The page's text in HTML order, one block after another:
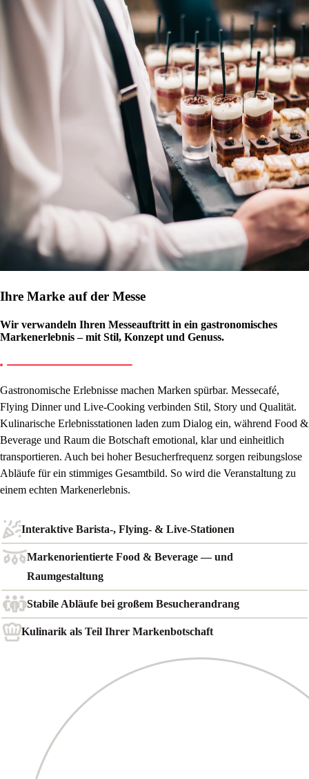
Ihre Marke auf der Messe
Wir verwandeln Ihren Messeauftritt in ein gastronomisches
Markenerlebnis – mit Stil, Konzept und Genuss.
Gastronomische Erlebnisse machen Marken spürbar. Messecafé,
Flying Dinner und Live-Cooking verbinden Stil, Story und Qualität.
Kulinarische Erlebnisstationen laden zum Dialog ein, während Food &
Beverage und Raum die Botschaft emotional, klar und einheitlich
transportieren. Auch bei hoher Besucherfrequenz sorgen reibungslose
Abläufe für ein stimmiges Gesamtbild. So wird die Veranstaltung zu
einem echten Markenerlebnis.
Interaktive Barista-, Flying- & Live-Stationen
Markenorientierte Food & Beverage — und
Raumgestaltung
Stabile Abläufe bei großem Besucherandrang
Kulinarik als Teil Ihrer Markenbotschaft